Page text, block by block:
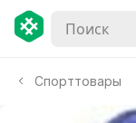
Спорттовары